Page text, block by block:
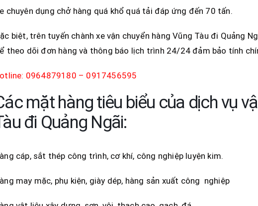
chuyên dụng chở hàng quá khổ quá tải đáp ứng đến 70 tấn.
biệt, trên tuyến chành xe vận chuyển hàng Vũng Tàu đi Quảng
theo dõi đơn hàng và thông báo lịch trình 24/24 đảm bảo tính
0964879180 – 0917456595
mặt hàng tiêu biểu của dịch vụ
đi Quảng Ngãi:
cáp, sắt thép công trình, cơ khí, công nghiệp luyện kim.
may mặc, phụ kiện, giày dép, hàng sản xuất công nghiệp